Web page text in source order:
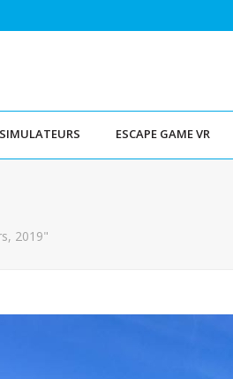
SIMULATEURS ESCAPE GAME VR
2019"